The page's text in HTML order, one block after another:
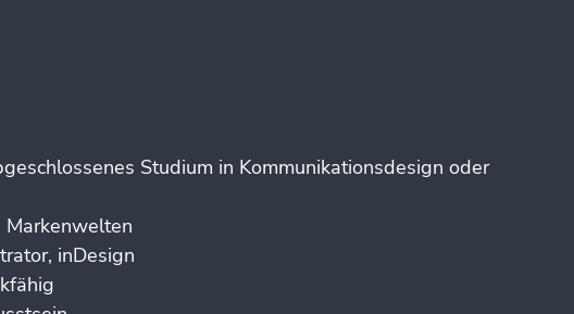
Studium in Kommunikationsdesign oder
Markenwelten
inDesign